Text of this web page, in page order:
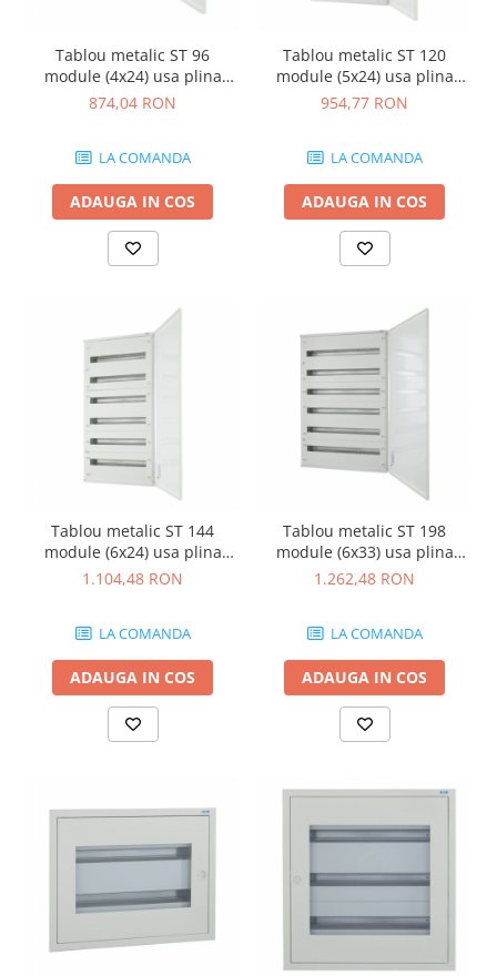
Tablou metalic ST 96
module (4x24) usa plina
IP30 Eaton gri BF-U-4/96-G-
874,04 RON
LA COMANDA
ADAUGA IN COS
Tablou metalic ST 120
module (5x24) usa plina
IP30 Eaton gri BF-U-5/120-G-
954,77 RON
LA COMANDA
ADAUGA IN COS
Tablou metalic ST 144
module (6x24) usa plina
IP30 Eaton gri BF-U-6/144-G-
1.104,48 RON
LA COMANDA
ADAUGA IN COS
Tablou metalic ST 198
module (6x33) usa plina
IP30 Eaton gri BF-U-6/198-G-
1.262,48 RON
LA COMANDA
ADAUGA IN COS